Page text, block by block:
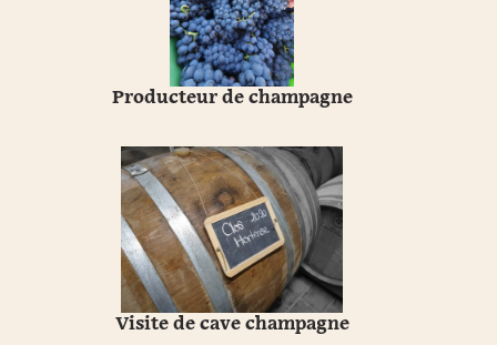
Producteur de champagne
Visite de cave champagne